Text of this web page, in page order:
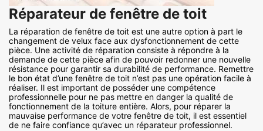
Réparateur de fenêtre de toit
La réparation de fenêtre de toit est une autre option à part le
changement de velux face aux dysfonctionnement de cette
pièce. Une activité de réparation consiste à répondre à la
demande de cette pièce afin de pouvoir redonner une nouvelle
résistance pour garantir sa durabilité de performance. Remettre
le bon état d’une fenêtre de toit n’est pas une opération facile à
réaliser. Il est important de posséder une compétence
professionnelle pour ne pas mettre en danger la qualité de
fonctionnement de la toiture entière. Alors, pour réparer la
mauvaise performance de votre fenêtre de toit, il est essentiel
de ne faire confiance qu’avec un réparateur professionnel.